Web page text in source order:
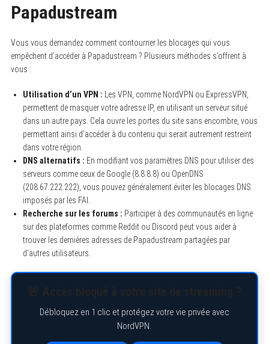
Papadustream
Vous vous demandez comment contourner les blocages qui vous
empêchent d’accéder à Papadustream ? Plusieurs méthodes s’offrent à
vous :
Utilisation d’un VPN : Les VPN, comme NordVPN ou ExpressVPN,
permettent de masquer votre adresse IP, en utilisant un serveur situé
dans un autre pays. Cela ouvre les portes du site sans encombre, vous
permettant ainsi d’accéder à du contenu qui serait autrement restreint
dans votre région.
DNS alternatifs : En modifiant vos paramètres DNS pour utiliser des
serveurs comme ceux de Google (8.8.8.8) ou OpenDNS
(208.67.222.222), vous pouvez généralement éviter les blocages DNS
imposés par les FAI.
Recherche sur les forums : Participer à des communautés en ligne
sur des plateformes comme Reddit ou Discord peut vous aider à
trouver les dernières adresses de Papadustream partagées par
d’autres utilisateurs.
Débloquez en 1 clic et protégez votre vie privée avec
NordVPN.